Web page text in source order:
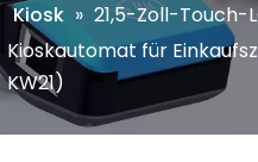
Kiosk » 21,5-Zoll-Touch-
Kioskautomat für
KW21)